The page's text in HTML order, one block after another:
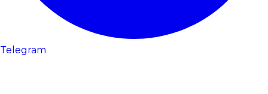
Telegram